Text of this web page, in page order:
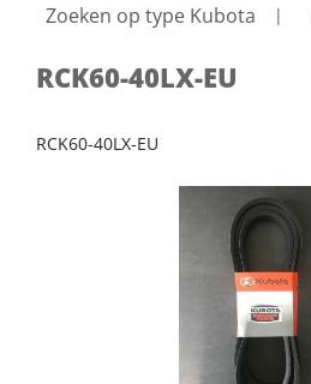
Zoeken op type Kubota
RCK60-40LX-EU
RCK60-40LX-EU